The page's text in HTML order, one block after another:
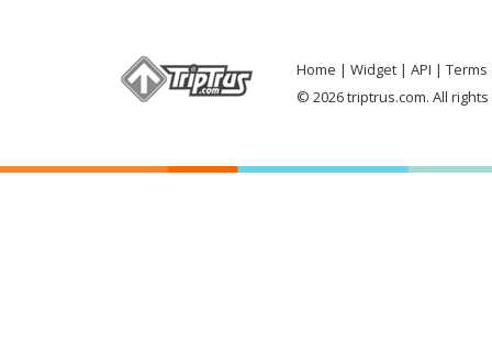
Home Widget API
Terms
© 2026 triptrus.com. All